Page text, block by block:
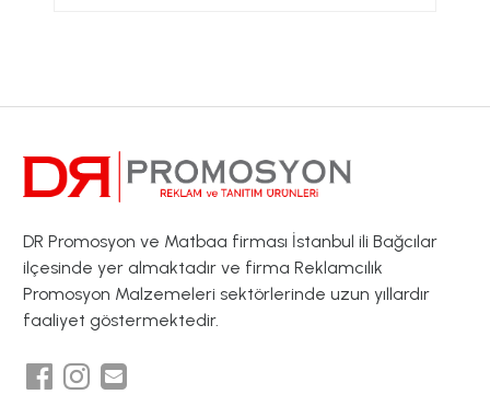
DR Promosyon ve Matbaa firması İstanbul ili Bağcılar
ilçesinde yer almaktadır ve firma Reklamcılık
Promosyon Malzemeleri sektörlerinde uzun yıllardır
faaliyet göstermektedir.